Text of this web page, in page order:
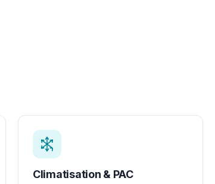
Climatisation & PAC